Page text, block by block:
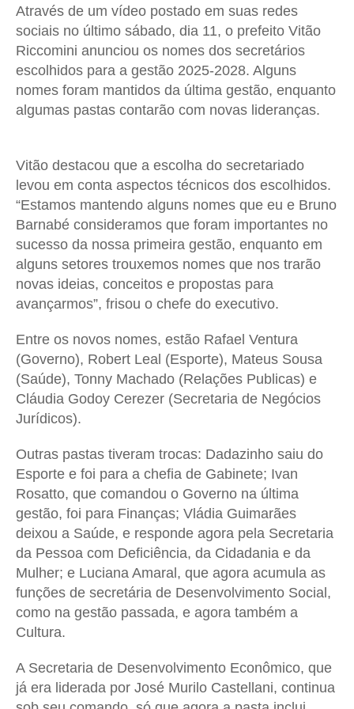
c
e
b
o
o
k
e
dI
n
it
te
r
ai
l
at
s
A
p
p
Através de um vídeo postado em suas redes
sociais no último sábado, dia 11, o prefeito Vitão
Riccomini anunciou os nomes dos secretários
escolhidos para a gestão 2025-2028. Alguns
nomes foram mantidos da última gestão, enquanto
algumas pastas contarão com novas lideranças.
Vitão destacou que a escolha do secretariado
levou em conta aspectos técnicos dos escolhidos.
“Estamos mantendo alguns nomes que eu e Bruno
Barnabé consideramos que foram importantes no
sucesso da nossa primeira gestão, enquanto em
alguns setores trouxemos nomes que nos trarão
novas ideias, conceitos e propostas para
avançarmos”, frisou o chefe do executivo.
Entre os novos nomes, estão Rafael Ventura
(Governo), Robert Leal (Esporte), Mateus Sousa
(Saúde), Tonny Machado (Relações Publicas) e
Cláudia Godoy Cerezer (Secretaria de Negócios
Jurídicos).
Outras pastas tiveram trocas: Dadazinho saiu do
Esporte e foi para a chefia de Gabinete; Ivan
Rosatto, que comandou o Governo na última
gestão, foi para Finanças; Vládia Guimarães
deixou a Saúde, e responde agora pela Secretaria
da Pessoa com Deficiência, da Cidadania e da
Mulher; e Luciana Amaral, que agora acumula as
funções de secretária de Desenvolvimento Social,
como na gestão passada, e agora também a
Cultura.
A Secretaria de Desenvolvimento Econômico, que
já era liderada por José Murilo Castellani, continua